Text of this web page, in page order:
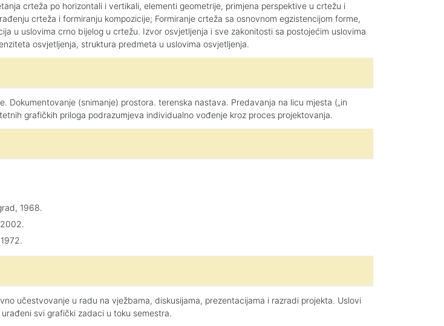
crteža po horizontali i vertikali, elementi geometrije, primjena perspektive u crtežu i
crteža i formiranju kompozicije; Formiranje crteža sa osnovnom egzistencijom forme,
u uslovima crno bijelog u crtežu. Izvor osvjetljenja i sve zakonitosti sa postojećim uslovima
osvjetljenja, struktura predmeta u uslovima osvjetljenja.
(snimanje) prostora. terenska nastava. Predavanja na licu mjesta („in
grafičkih priloga podrazumjeva individualno vođenje kroz proces projektovanja.
1968.
učestvovanje u radu na vježbama, diskusijama, prezentacijama i razradi projekta. Uslovi
svi grafički zadaci u toku semestra.